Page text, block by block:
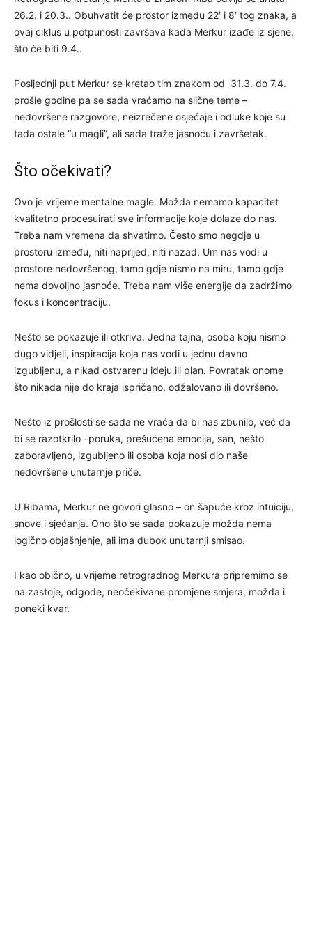
26.2. i 20.3.. Obuhvatit će prostor između 22′ i 8′ tog znaka, a
ovaj ciklus u potpunosti završava kada Merkur izađe iz sjene,
što će biti 9.4..
Posljednji put Merkur se kretao tim znakom od 31.3. do 7.4.
prošle godine pa se sada vraćamo na slične teme –
nedovršene razgovore, neizrečene osjećaje i odluke koje su
tada ostale “u magli”, ali sada traže jasnoću i završetak.
Što očekivati?
Ovo je vrijeme mentalne magle. Možda nemamo kapacitet
kvalitetno procesuirati sve informacije koje dolaze do nas.
Treba nam vremena da shvatimo. Često smo negdje u
prostoru između, niti naprijed, niti nazad. Um nas vodi u
prostore nedovršenog, tamo gdje nismo na miru, tamo gdje
nema dovoljno jasnoće. Treba nam više energije da zadržimo
fokus i koncentraciju.
Nešto se pokazuje ili otkriva. Jedna tajna, osoba koju nismo
dugo vidjeli, inspiracija koja nas vodi u jednu davno
izgubljenu, a nikad ostvarenu ideju ili plan. Povratak onome
što nikada nije do kraja ispričano, odžalovano ili dovršeno.
Nešto iz prošlosti se sada ne vraća da bi nas zbunilo, već da
bi se razotkrilo –poruka, prešućena emocija, san, nešto
zaboravljeno, izgubljeno ili osoba koja nosi dio naše
nedovršene unutarnje priče.
U Ribama, Merkur ne govori glasno – on šapuće kroz intuiciju,
snove i sjećanja. Ono što se sada pokazuje možda nema
logično objašnjenje, ali ima dubok unutarnji smisao.
I kao obično, u vrijeme retrogradnog Merkura pripremimo se
na zastoje, odgode, neočekivane promjene smjera, možda i
poneki kvar.